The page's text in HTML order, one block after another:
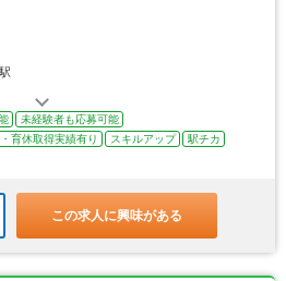
未経験者も応募可能
育休取得実績有り スキルアップ
駅チカ
この求人に興味がある